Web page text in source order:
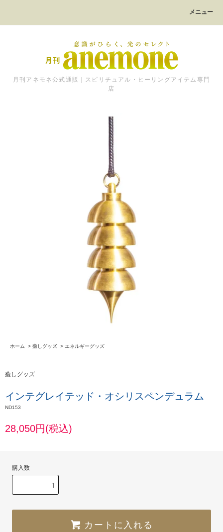
メニュー
月刊アネモネ公式通販｜スピリチュアル・ヒーリングアイテム専門
店
ホーム > 癒しグッズ > エネルギーグッズ
癒しグッズ
インテグレイテッド・オシリスペンデュラム
ND153
28,050円(税込)
購入数
カートに入れる